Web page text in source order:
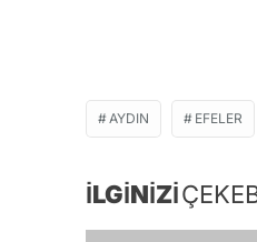
AYDIN EFELER
İLGİNİZİ